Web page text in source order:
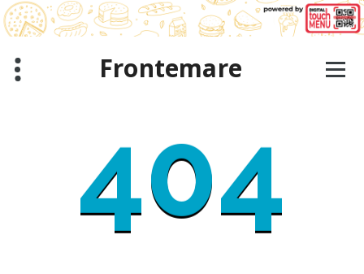
Zum
Inhalt
springen
Frontemare
404